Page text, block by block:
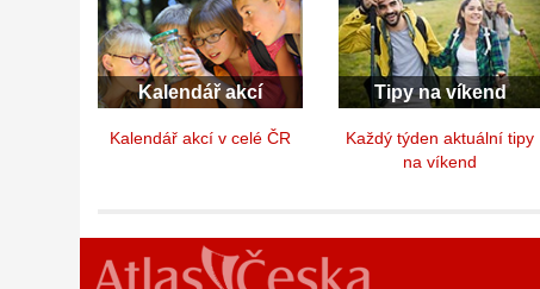
Kalendář akcí
Kalendář akcí v celé ČR
Tipy na víkend
Každý týden aktuální tipy
na víkend